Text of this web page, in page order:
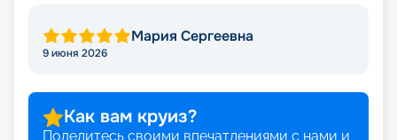
Мария Сергеевна
9 июня 2026
Как вам круиз?
Поделитесь своими впечатлениями с нами и